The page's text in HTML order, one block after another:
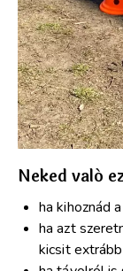
Neked való
ha kihoznád
ha azt
kicsit